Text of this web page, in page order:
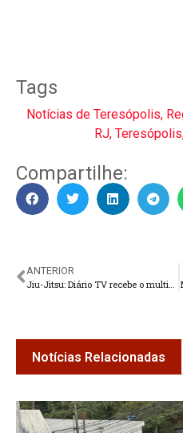
Tags
Notícias de Teresópolis,
RJ, Teresópolis
Compartilhe:
ANTERIOR
Jiu-Jitsu: Diário TV recebe o multicampeão Vinicius “Bacalhau”
Notícias Relacionadas